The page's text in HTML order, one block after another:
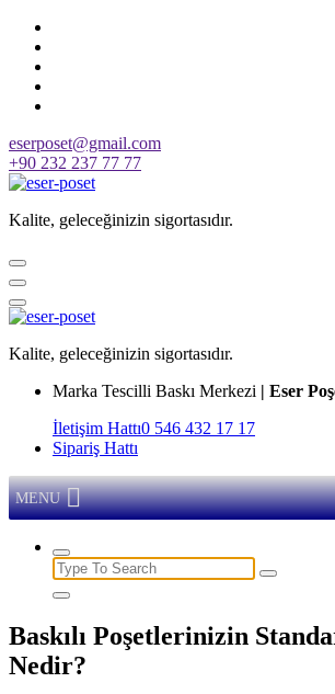
Skip
content
eserposet@gmail.com
+90 232 237 77 77
Kalite, geleceğinizin sigortasıdır.
Kalite, geleceğinizin sigortasıdır.
Marka Tescilli Baskı Merkezi | Eser
İletişim Hattı0 546 432 17 17
Sipariş Hattı
MENU
Search
for:
Baskılı Poşetlerinizin
Nedir?